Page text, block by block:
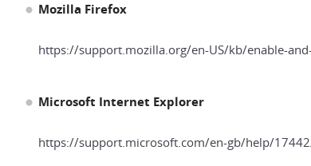
Mozilla Firefox
https://support.mozilla.org/en-US/kb/enable-
Microsoft Internet Explorer
https://support.microsoft.com/en-gb/help/